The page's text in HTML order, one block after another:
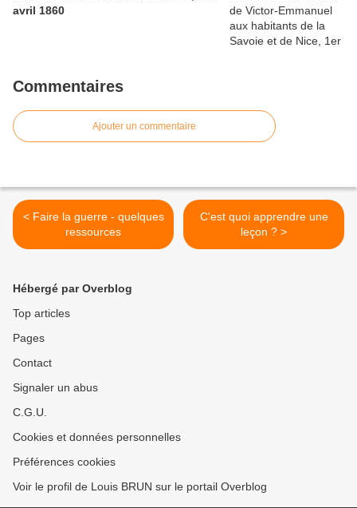
avril 1860
Commentaires
Ajouter un commentaire
< Faire la guerre - quelques
ressources
C'est quoi apprendre une
leçon ? >
Hébergé par Overblog
Top articles
Pages
Contact
Signaler un abus
C.G.U.
Cookies et données personnelles
Préférences cookies
Voir le profil de Louis BRUN sur le portail Overblog